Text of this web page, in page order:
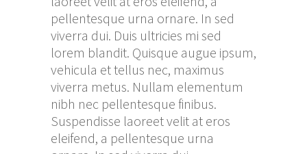
pellentesque urna ornare. In sed
viverra dui. Duis ultricies mi sed
lorem blandit. Quisque augue ipsum,
vehicula et tellus nec, maximus
viverra metus. Nullam elementum
nibh nec pellentesque finibus.
Suspendisse laoreet velit at eros
eleifend, a pellentesque urna